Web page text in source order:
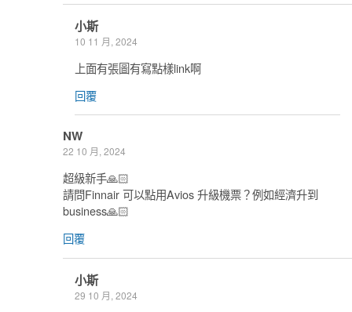
小斯
10 11 月, 2024
上面有張圖有寫點樣link啊
回覆
NW
22 10 月, 2024
超級新手🙏🏻
請問Finnair 可以點用Avios 升級機票？例如經濟升到
business🙏🏻
回覆
小斯
29 10 月, 2024